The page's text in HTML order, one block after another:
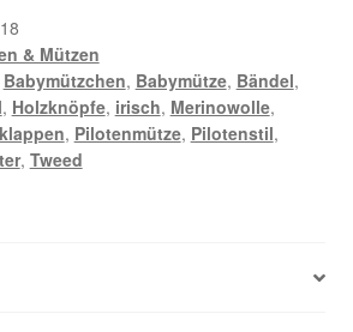
& Mützen
Babymützchen, Babymütze, Bändel,
, Holzknöpfe, irisch, Merinowolle,
, Pilotenmütze, Pilotenstil,
, Tweed